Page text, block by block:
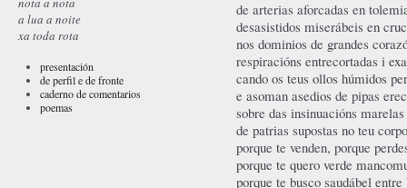
a lua a noite
xa toda rota
presentación
de perfil e de fronte
caderno de comentarios
poemas
de arterias aforcadas en
desasistidos miserábeis en
nos dominios de grandes
respiracións entrecortadas i
cando os teus ollos húmidos
e asoman asedios de pipas
sobre das insinuacións
de patrias supostas no teu
porque te venden, porque
porque te quero verde
porque te busco saudábel